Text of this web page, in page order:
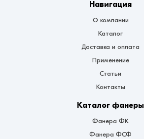
Навигация
О компании
Каталог
Доставка и оплата
Применение
Статьи
Контакты
Каталог фанеры
Фанера ФК
Фанера ФСФ